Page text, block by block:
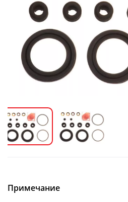
Примечание